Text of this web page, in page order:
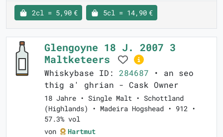
2cl = 5,90 € 5cl = 14,90 €
Glengoyne 18 J. 2007 3
Maltketeers
Whiskybase ID: 284687 • an seo
thig a' ghrian - Cask Owner
18 Jahre • Single Malt • Schottland
(Highlands) • Madeira Hogshead • 912 •
57.3% vol
von
Hartmut